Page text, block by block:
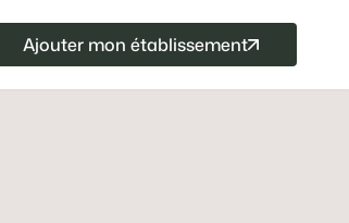
Ajouter mon établissement